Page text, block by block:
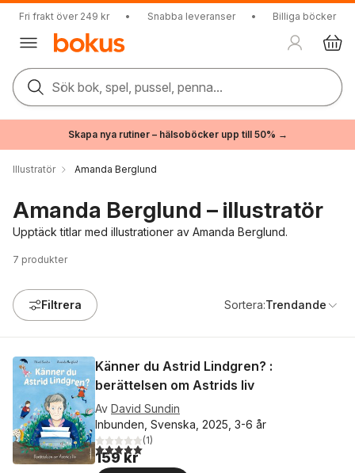
Fri frakt över 249 kr • Snabba leveranser • Billiga böcker
Sök bok, spel, pussel, penna...
Skapa nya rutiner – hälsoböcker upp till 50% →
Illustratör Amanda Berglund
Amanda Berglund – illustratör
Upptäck titlar med illustrationer av Amanda Berglund.
7 produkter
Filtrera Sortera:Trendande
Känner du Astrid Lindgren? :
berättelsen om Astrids liv
Av David Sundin
Inbunden, Svenska, 2025, 3-6 år
5,0utav 5 stjärnor. Totalt antal röster:
(1)
159 kr